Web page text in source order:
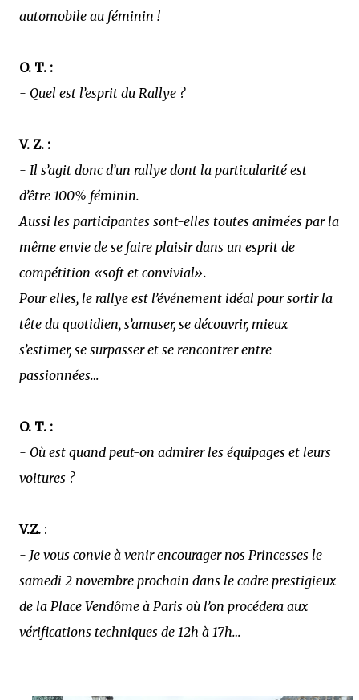
automobile au féminin !
O. T. :
- Quel est l’esprit du Rallye ?
V. Z. :
- Il s’agit donc d’un rallye dont la particularité est
d’être 100% féminin.
Aussi les participantes sont-elles toutes animées par la
même envie de se faire plaisir dans un esprit de
compétition «soft et convivial».
Pour elles, le rallye est l’événement idéal pour sortir la
tête du quotidien, s’amuser, se découvrir, mieux
s’estimer, se surpasser et se rencontrer entre
passionnées…
O. T. :
- Où est quand peut-on admirer les équipages et leurs
voitures ?
V.Z. :
- Je vous convie à venir encourager nos Princesses le
samedi 2 novembre prochain dans le cadre prestigieux
de la Place Vendôme à Paris où l’on procédera aux
vérifications techniques de 12h à 17h…